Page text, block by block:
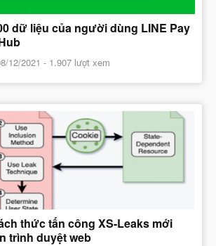
dữ liệu của người dùng LINE Pay
12/2021 - 1.907 lượt xem
thức tấn công XS-Leaks mới
trình duyệt web